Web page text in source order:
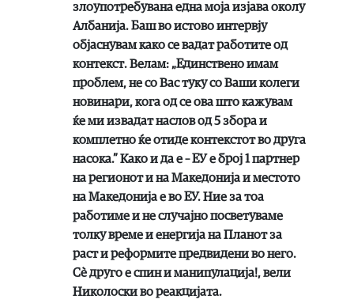
злоупотребувана една моја изјава околу
Албанија. Баш во истово интервју
објаснувам како се вадат работите од
контекст. Велам: „Единствено имам
проблем, не со Вас туку со Ваши колеги
новинари, кога од се ова што кажувам
ќе ми извадат наслов од 5 збора и
комплетно ќе отиде контекстот во друга
насока.” Како и да е – ЕУ е број 1 партнер
на регионот и на Македонија и местото
на Македонија е во ЕУ. Ние за тоа
работиме и не случајно посветуваме
толку време и енергија на Планот за
раст и реформите предвидени во него.
Сè друго е спин и манипулација!, вели
Николоски во реакцијата.